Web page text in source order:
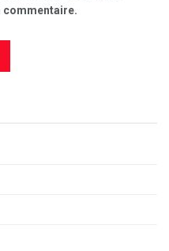
commentaire.